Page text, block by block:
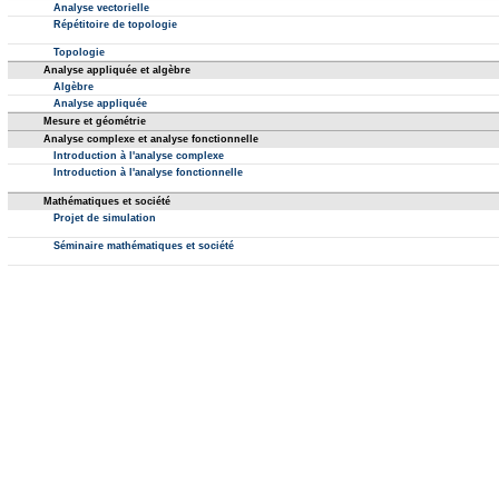
Analyse vectorielle
Répétitoire de topologie
Topologie
Analyse appliquée et algèbre
Algèbre
Analyse appliquée
Mesure et géométrie
Analyse complexe et analyse fonctionnelle
Introduction à l'analyse complexe
Introduction à l'analyse fonctionnelle
Mathématiques et société
Projet de simulation
Séminaire mathématiques et société